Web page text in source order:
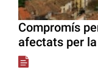
Compromís
afectats per